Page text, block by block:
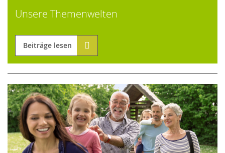
Unsere Themenwelten
Beiträge lesen